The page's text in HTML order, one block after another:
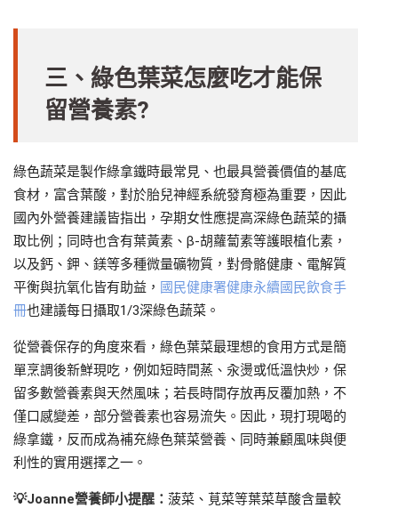
三、綠色葉菜怎麼吃才能保
留營養素?
綠色蔬菜是製作綠拿鐵時最常見、也最具營養價值的基底
食材，富含葉酸，對於胎兒神經系統發育極為重要，因此
國內外營養建議皆指出，孕期女性應提高深綠色蔬菜的攝
取比例；同時也含有葉黃素、β-胡蘿蔔素等護眼植化素，
以及鈣、鉀、鎂等多種微量礦物質，對骨骼健康、電解質
平衡與抗氧化皆有助益， 國民健康署健康永續國民飲食手
冊也建議每日攝取1/3深綠色蔬菜。
從營養保存的角度來看，綠色葉菜最理想的食用方式是簡
單烹調後新鮮現吃，例如短時間蒸、汆燙或低溫快炒，保
留多數營養素與天然風味；若長時間存放再反覆加熱，不
僅口感變差，部分營養素也容易流失。因此，現打現喝的
綠拿鐵，反而成為補充綠色葉菜營養、同時兼顧風味與便
利性的實用選擇之一。
💡Joanne營養師小提醒： 菠菜、莧菜等葉菜草酸含量較